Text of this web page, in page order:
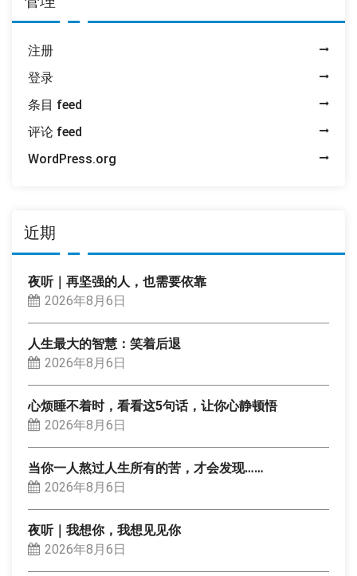
注册
登录
条目 feed
评论 feed
WordPress.org
近期
夜听｜再坚强的人，也需要依靠
2026年8月6日
人生最大的智慧：笑着后退
2026年8月6日
心烦睡不着时，看看这5句话，让你心静顿悟
2026年8月6日
当你一人熬过人生所有的苦，才会发现……
2026年8月6日
夜听｜我想你，我想见见你
2026年8月6日